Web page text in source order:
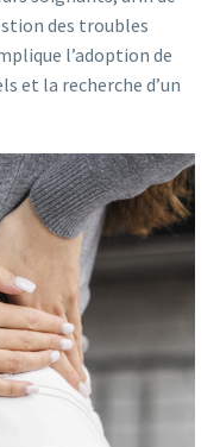
des troubles
l’adoption de
et la recherche d’un